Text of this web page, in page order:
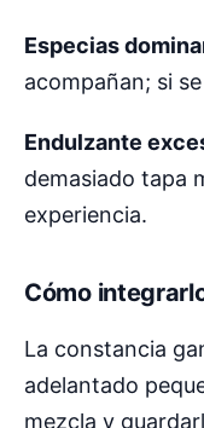
Especias
acompañan; si
Endulzante
demasiado tapa
experiencia.
Cómo
La constancia
adelantado
mezcla y